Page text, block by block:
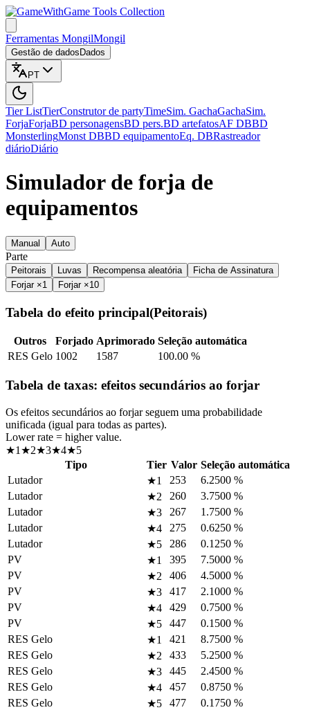
Game Tools Collection
Ferramentas MongilMongil
Gestão de dados Dados
PT
Tier ListTierConstrutor de partyTimeSim. GachaGachaSim.
ForjaForjaBD personagensBD pers.BD artefatosAF DBBD
MonsterlingMonst DBBD equipamentoEq. DBRastreador
diárioDiário
Simulador de forja de
equipamentos
Manual Auto
Parte
Peitorais Luvas Recompensa aleatória
Ficha de Assinatura
Forjar ×1
Forjar ×10
Tabela do efeito principal(Peitorais)
Outros Forjado Aprimorado Seleção automática
RES Gelo 1002 1587 100.00 %
Tabela de taxas: efeitos secundários ao forjar
Os efeitos secundários ao forjar seguem uma probabilidade
unificada (igual para todas as partes).
Lower rate = higher value.
★1 ★2★3★4★5
Tipo
Tier Valor Seleção automática
Lutador
★1 253 6.2500 %
Lutador
★2 260 3.7500 %
Lutador
★3 267 1.7500 %
Lutador
★4 275 0.6250 %
Lutador
★5 286 0.1250 %
PV
★1 395 7.5000 %
PV
★2 406 4.5000 %
PV
★3 417 2.1000 %
PV
★4 429 0.7500 %
PV
★5 447 0.1500 %
RES Gelo
★1 421 8.7500 %
RES Gelo
★2 433 5.2500 %
RES Gelo
★3 445 2.4500 %
RES Gelo
★4 457 0.8750 %
RES Gelo
★5 477 0.1750 %